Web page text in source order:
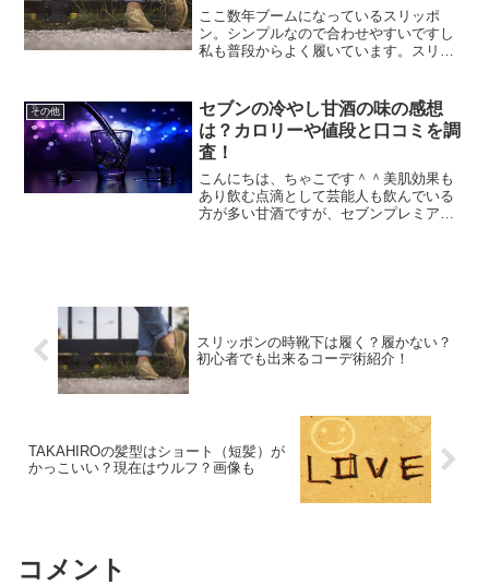
ここ数年ブームになっているスリッポ
ン。シンプルなので合わせやすいですし
私も普段からよく履いています。スリッ
でも正直一歩間違えたらダサくなりそ
う。。。靴下はみんな履いてる...
その他
セブンの冷やし甘酒の味の感想
は？カロリーや値段と口コミを調
査！
こんにちは、ちゃこです＾＾美肌効果も
あり飲む点滴として芸能人も飲んでいる
方が多い甘酒ですが、セブンプレミアム
スリッポンの時靴下は履く？履かない？
初心者でも出来るコーデ術紹介！
TAKAHIROの髪型はショート（短髪）が
かっこいい？現在はウルフ？画像も
コメント